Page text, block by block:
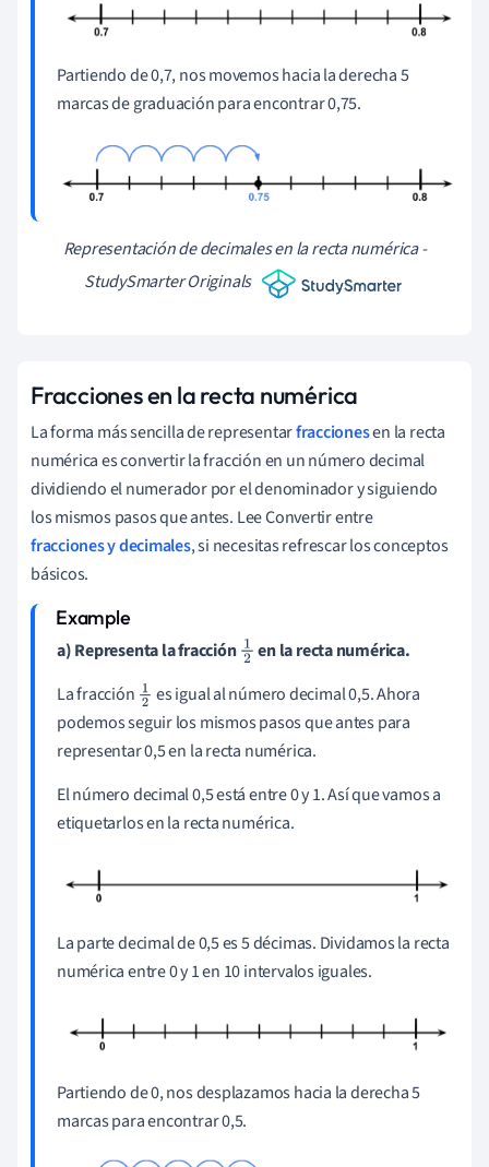
Partiendo de 0,7, nos movemos hacia la derecha 5
marcas de graduación para encontrar 0,75.
Representación de decimales en la recta numérica -
StudySmarter Originals
Fracciones en la recta numérica
La forma más sencilla de representarfraccionesen la recta
numérica es convertir la fracción en un número decimal
dividiendo el numerador por el denominador y siguiendo
los mismos pasos que antes. Lee Convertir entre
fracciones y decimales, si necesitas refrescar los conceptos
básicos.
a) Representa la fracción1
2
en la recta numérica.
La fracción 1
2
es igual al número decimal 0,5. Ahora
podemos seguir los mismos pasos que antes para
representar 0,5 en la recta numérica.
El número decimal 0,5 está entre 0 y 1. Así que vamos a
etiquetarlos en la recta numérica.
La parte decimal de 0,5 es 5 décimas. Dividamos la recta
numérica entre 0 y 1 en 10 intervalos iguales.
Partiendo de 0, nos desplazamos hacia la derecha 5
marcas para encontrar 0,5.